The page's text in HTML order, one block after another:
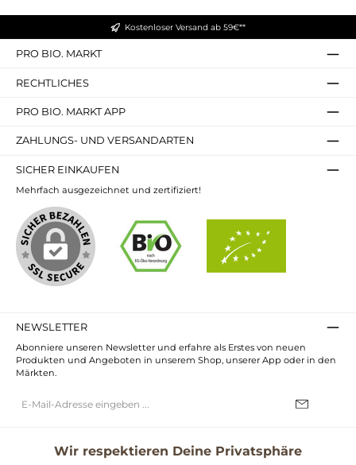
Kostenloser Versand ab 59€**
PRO BIO. MARKT
RECHTLICHES
PRO BIO. MARKT APP
ZAHLUNGS- UND VERSANDARTEN
SICHER EINKAUFEN
Mehrfach ausgezeichnet und zertifiziert!
NEWSLETTER
Abonniere unseren Newsletter und erfahre als Erstes von neuen
Produkten und Angeboten in unserem Shop, unserer App oder in den
Märkten.
Mail-
Wir respektieren Deine Privatsphäre